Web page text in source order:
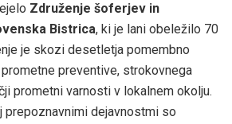
Združenje šoferjev in
Bistrica, ki je lani obeležilo 70
je skozi desetletja pomembno
preventive, strokovnega
prometni varnosti v lokalnem okolju.
prepoznavnimi dejavnostmi so